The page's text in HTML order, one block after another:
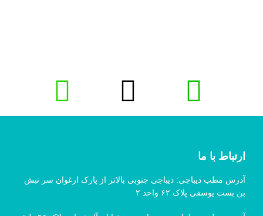
ارتباط با ما
آدرس مطب دیباجی: دیباجی جنوبی بالاتر از پارک ارغوان سر نبش
بن بست یوسفی پلاک ۶۲ واحد ۲